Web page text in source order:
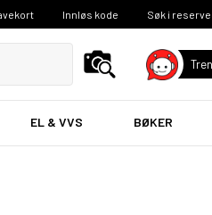
Innløs kode Søk i
EL & VVS BØKER